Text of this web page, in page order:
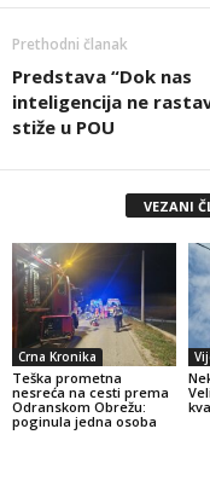
Prethodni članak
Predstava “Dok nas
inteligencija ne
stiže u POU
VEZANI
Crna Kronika
Teška prometna
nesreća na cesti prema
Odranskom Obrežu:
poginula jedna osoba